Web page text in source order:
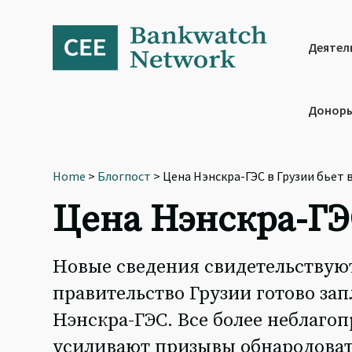
navigation
Home > Блогпост > Цена Нэнскра-ГЭС в Грузии бьет
Цена Нэнскра-
Новые сведения
правительство Грузии готово
Нэнскра-ГЭС. Все более
усиливают призывы